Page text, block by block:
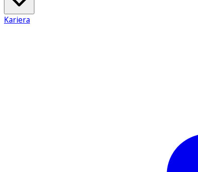
Kariera